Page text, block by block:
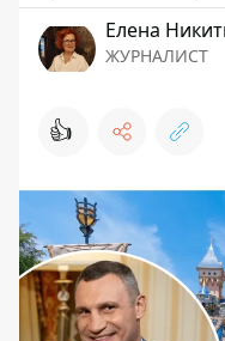
Елена
ЖУРНАЛИСТ
👍